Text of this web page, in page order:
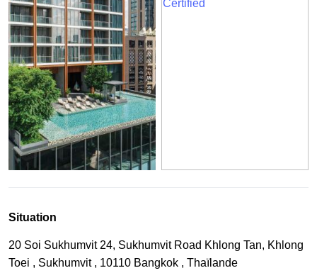
Situation
20 Soi Sukhumvit 24, Sukhumvit Road Khlong Tan, Khlong
Toei , Sukhumvit , 10110 Bangkok , Thaïlande